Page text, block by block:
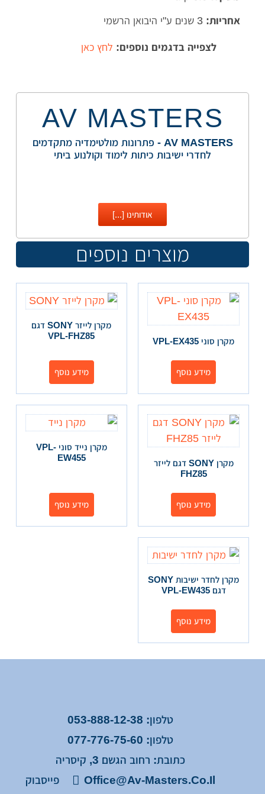
אחריות: 3 שנים ע"י היבואן הרשמי
לצפייה בדגמים נוספים: לחץ כאן
AV MASTERS
AV MASTERS - פתרונות מולטימדיה מתקדמים
לחדרי ישיבות כיתות לימוד וקולנוע ביתי
אודותינו [...]
מוצרים נוספים
מקרן סוני VPL-EX435
מידע נוסף
מקרן לייזר SONY דגם
VPL-FHZ85
מידע נוסף
מקרן SONY דגם לייזר
FHZ85
מידע נוסף
מקרן נייד סוני VPL-
EW455
מידע נוסף
מקרן לחדר ישיבות SONY
דגם VPL-EW435
מידע נוסף
טלפון: 053-888-12-38
טלפון: 077-776-75-60
כתובת: רחוב הגשם 3, קיסריה
Office@av-Masters.co.il
פייסבוק